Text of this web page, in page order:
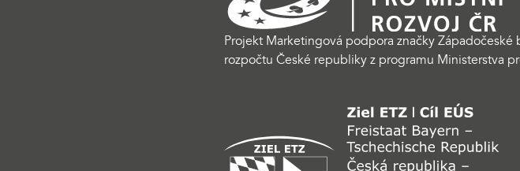
Projekt Marketingová podpora značky
rozpočtu České republiky z programu Ministerstva